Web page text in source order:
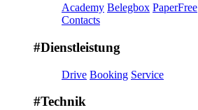
Academy Belegbox PaperFree
Contacts
#Dienstleistung
Drive Booking Service
#Technik